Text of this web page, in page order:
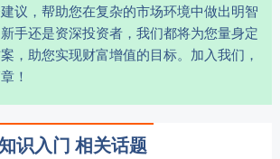
议，帮助您在复杂的市场环境中做出明智
手还是资深投资者，我们都将为您量身定
，助您实现财富增值的目标。加入我们，
！
识入门 相关话题